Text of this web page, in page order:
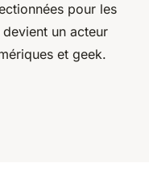
pour les
un acteur
et geek.